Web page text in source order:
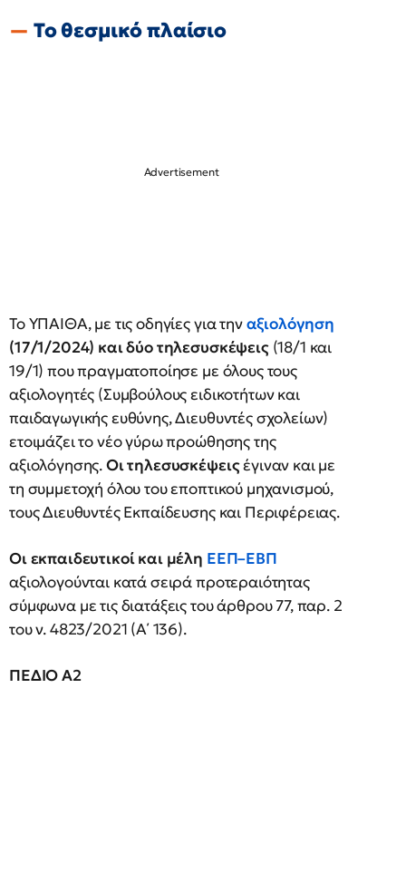
Το θεσμικό πλαίσιο
Το ΥΠΑΙΘΑ, με τις οδηγίες για τηναξιολόγηση
(17/1/2024) και δύο τηλεσυσκέψεις(18/1 και
19/1) που πραγματοποίησε με όλους τους
αξιολογητές (Συμβούλους ειδικοτήτων και
παιδαγωγικής ευθύνης, Διευθυντές σχολείων)
ετοιμάζει το νέο γύρω προώθησης της
αξιολόγησης.Οι τηλεσυσκέψειςέγιναν και με
τη συμμετοχή όλου του εποπτικού μηχανισμού,
τους Διευθυντές Εκπαίδευσης και Περιφέρειας.
Οι εκπαιδευτικοί και μέλη ΕΕΠ–ΕΒΠ
αξιολογούνται κατά σειρά προτεραιότητας
σύμφωνα με τις διατάξεις του άρθρου 77, παρ. 2
του ν. 4823/2021 (Α΄ 136).
ΠΕΔΙΟ Α2